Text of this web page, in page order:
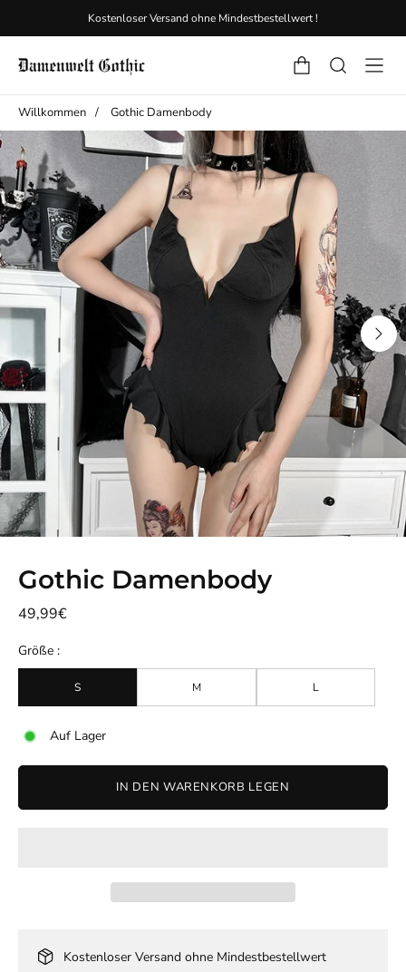
Kostenloser Versand ohne Mindestbestellwert !
Willkommen / Gothic Damenbody
Gothic Damenbody
49,99€
Größe :
S M L
Auf Lager
IN DEN WARENKORB LEGEN
Kostenloser Versand ohne Mindestbestellwert